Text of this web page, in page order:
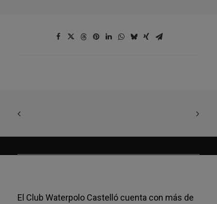
El Club Waterpolo Castelló cuenta con más de